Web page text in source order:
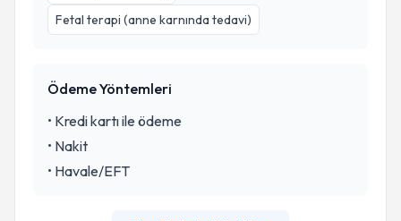
Fetal terapi (anne karnında tedavi)
Ödeme Yöntemleri
• Kredi kartı ile ödeme
• Nakit
• Havale/EFT